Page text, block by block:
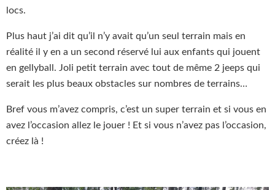
locs.
Plus haut j’ai dit qu’il n’y avait qu’un seul terrain mais en
réalité il y en a un second réservé lui aux enfants qui jouent
en gellyball. Joli petit terrain avec tout de même 2 jeeps qui
serait les plus beaux obstacles sur nombres de terrains…
Bref vous m’avez compris, c’est un super terrain et si vous en
avez l’occasion allez le jouer ! Et si vous n’avez pas l’occasion,
créez là !